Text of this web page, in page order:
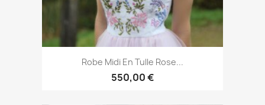
Robe Midi En Tulle Rose...
550,00 €